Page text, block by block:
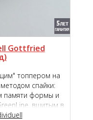
Gottfried
топпером на
спайки:
памяти формы и
вшитым в
премиального